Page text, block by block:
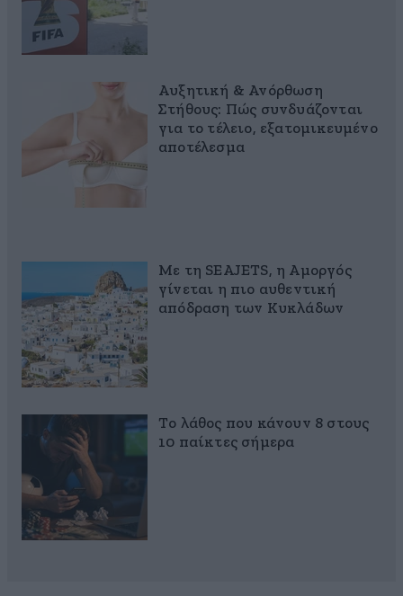
Αυξητική & Ανόρθωση
Στήθους: Πώς συνδυάζονται
για το τέλειο, εξατομικευμένο
αποτέλεσμα
Με τη SEAJETS, η Αμοργός
γίνεται η πιο αυθεντική
απόδραση των Κυκλάδων
Το λάθος που κάνουν 8 στους
10 παίκτες σήμερα